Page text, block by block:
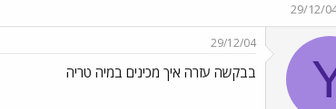
29/12/
29/12/04
בבקשה עזרה איך מכינים במיה טריה